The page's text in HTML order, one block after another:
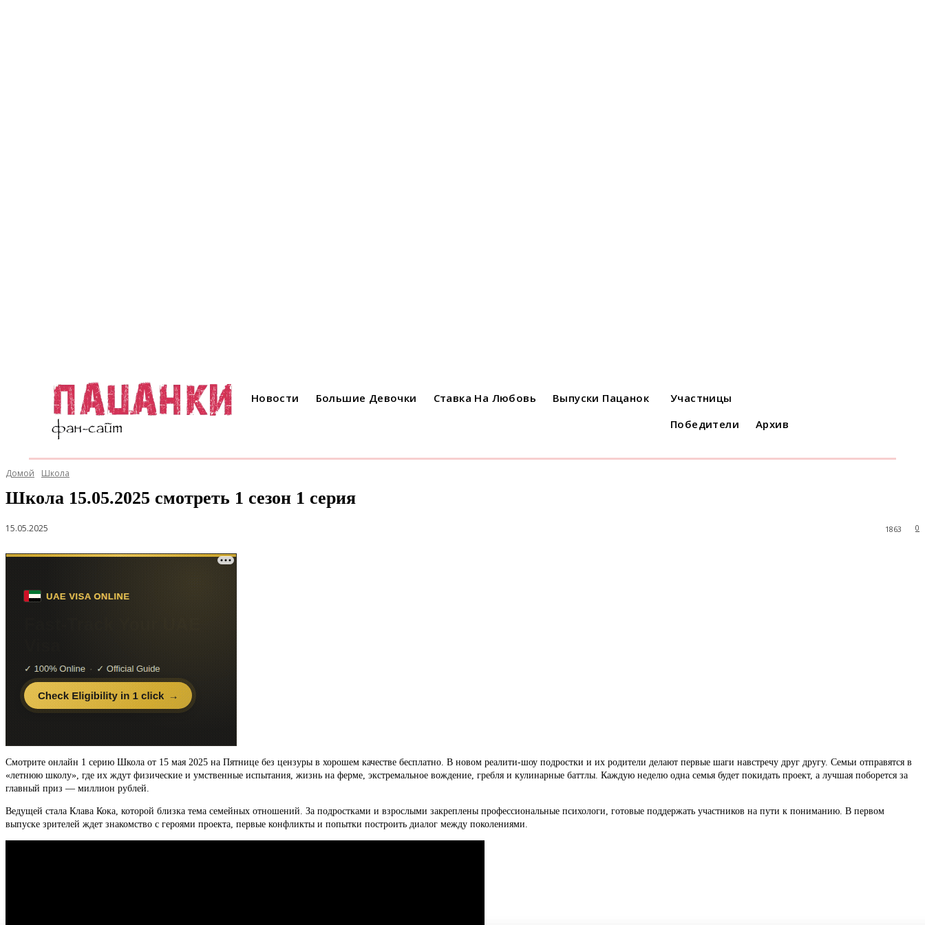
Новости Большие Девочки Ставка На Любовь Выпуски Пацанок
Участницы
Победители
Архив
Домой Школа
Школа 15.05.2025 смотреть 1 сезон 1 серия
15.05.2025 0
1863
Смотрите онлайн 1 серию Школа от 15 мая 2025 на Пятнице без цензуры в хорошем качестве бесплатно. В новом реалити-шоу подростки и их родители делают первые шаги навстречу друг другу. Семьи отправятся в
«летнюю школу», где их ждут физические и умственные испытания, жизнь на ферме, экстремальное вождение, гребля и кулинарные баттлы. Каждую неделю одна семья будет покидать проект, а лучшая поборется за
главный приз — миллион рублей.
Ведущей стала Клава Кока, которой близка тема семейных отношений. За подростками и взрослыми закреплены профессиональные психологи, готовые поддержать участников на пути к пониманию. В первом
выпуске зрителей ждет знакомство с героями проекта, первые конфликты и попытки построить диалог между поколениями.